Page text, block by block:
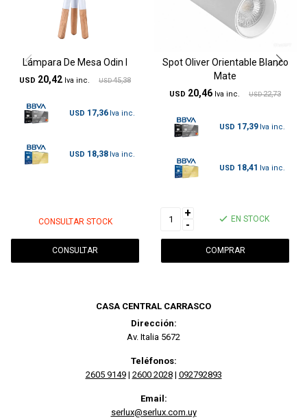
Lámpara De Mesa Odin I
USD 20,42 USD 45,38
USD 17,36
USD 18,38
CONSULTAR STOCK
CONSULTAR
Spot Oliver Orientable Blanco
Mate
USD 20,46 USD 22,73
USD 17,39
USD 18,41
+
-
EN STOCK
CASA CENTRAL CARRASCO
Dirección:
Av. Italia 5672
Teléfonos:
2605 9149| 2600 2028| 092792893
Email:
serlux@serlux.com.uy